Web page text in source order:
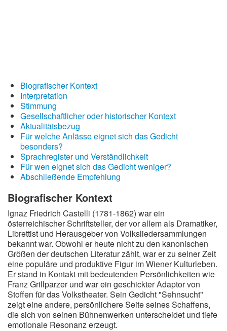
Biografischer Kontext
Interpretation
Stimmung
Gesellschaftlicher oder historischer Kontext
Aktualitätsbezug
Für welche Anlässe eignet sich das Gedicht
besonders?
Sprachregister und Verständlichkeit
Für wen eignet sich das Gedicht weniger?
Abschließende Empfehlung
Biografischer Kontext
Ignaz Friedrich Castelli (1781-1862) war ein
österreichischer Schriftsteller, der vor allem als Dramatiker,
Librettist und Herausgeber von Volksliedersammlungen
bekannt war. Obwohl er heute nicht zu den kanonischen
Größen der deutschen Literatur zählt, war er zu seiner Zeit
eine populäre und produktive Figur im Wiener Kulturleben.
Er stand in Kontakt mit bedeutenden Persönlichkeiten wie
Franz Grillparzer und war ein geschickter Adaptor von
Stoffen für das Volkstheater. Sein Gedicht "Sehnsucht"
zeigt eine andere, persönlichere Seite seines Schaffens,
die sich von seinen Bühnenwerken unterscheidet und tiefe
emotionale Resonanz erzeugt.